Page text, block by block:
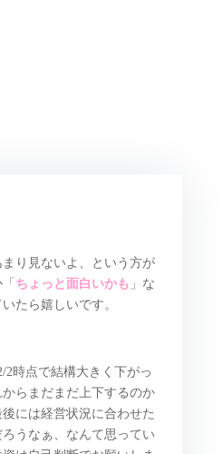
り見ないよ、という方が
ちょっと面白いかも 」な
たら嬉しいです。
2時点で結構大きく下がっ
らまだまだ上下するのか
には経営状況に合わせた
うなぁ、なんて思ってい